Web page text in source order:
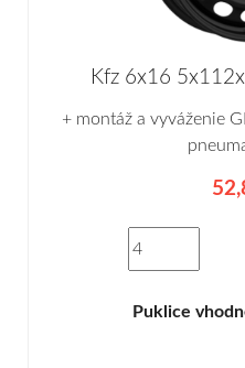
Kfz 6x16
+ montáž a vyváženie
Puklice